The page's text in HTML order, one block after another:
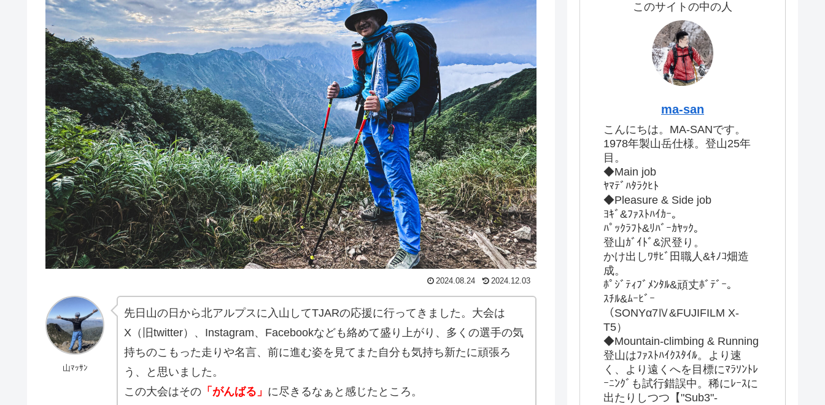
2024.08.24 2024.12.03
山ﾏｯｻﾝ
先日山の日から北アルプスに入山してTJARの応援に行ってきました。大会は
X（旧twitter）、Instagram、Facebookなども絡めて盛り上がり、多くの選手の気
持ちのこもった走りや名言、前に進む姿を見てまた自分も気持ち新たに頑張ろ
う、と思いました。
この大会はその 「がんばる」 に尽きるなぁと感じたところ。
このサイトの中の人
ma-san
こんにちは。MA-SANです。
1978年製山岳仕様。登山25年
目。
◆Main job
ﾔﾏﾃﾞﾊﾀﾗｸﾋﾄ
◆Pleasure & Side job
ﾖｷﾞ&ﾌｧｽﾄﾊｲｶｰ。
ﾊﾟｯｸﾗﾌﾄ&ﾘﾊﾞｰｶﾔｯｸ。
登山ｶﾞｲﾄﾞ&沢登り。
かけ出しﾜｻﾋﾞ田職人&ｷﾉｺ畑造
成。
ﾎﾟｼﾞﾃｨﾌﾞﾒﾝﾀﾙ&頑丈ﾎﾞﾃﾞｰ。
ｽﾁﾙ&ﾑｰﾋﾞｰ
（SONYα7Ⅳ&FUJIFILM X-
T5）
◆Mountain-climbing & Running
登山はﾌｧｽﾄﾊｲｸｽﾀｲﾙ。より速
く、より遠くへを目標にﾏﾗｿﾝﾄﾚ
ｰﾆﾝｸﾞも試行錯誤中。稀にﾚｰｽに
出たりしつつ【"Sub3"-